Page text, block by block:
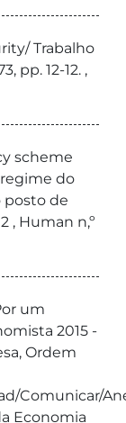
Trabalho
pp. 12-12. ,
scheme
do
de
, Human n,º
um
2015 -
Ordem
Comunicar/
Economia